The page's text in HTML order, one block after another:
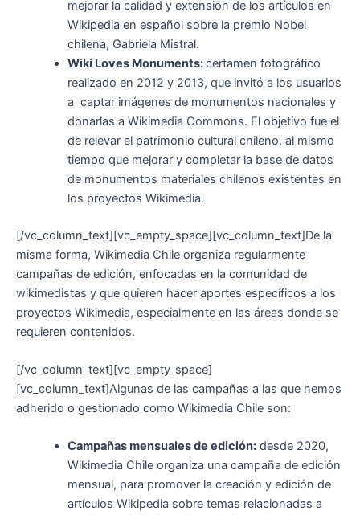
mejorar la calidad y extensión de los artículos en
Wikipedia en español sobre la premio Nobel
chilena, Gabriela Mistral.
Wiki Loves Monuments:certamen fotográfico
realizado en 2012 y 2013, que invitó a los usuarios
a captar imágenes de monumentos nacionales y
donarlas a Wikimedia Commons. El objetivo fue el
de relevar el patrimonio cultural chileno, al mismo
tiempo que mejorar y completar la base de datos
de monumentos materiales chilenos existentes en
los proyectos Wikimedia.
[/vc_column_text][vc_empty_space][vc_column_text]De la
misma forma, Wikimedia Chile organiza regularmente
campañas de edición, enfocadas en la comunidad de
wikimedistas y que quieren hacer aportes específicos a los
proyectos Wikimedia, especialmente en las áreas donde se
requieren contenidos.
[/vc_column_text][vc_empty_space]
[vc_column_text]Algunas de las campañas a las que hemos
adherido o gestionado como Wikimedia Chile son:
Campañas mensuales de edición:desde 2020,
Wikimedia Chile organiza una campaña de edición
mensual, para promover la creación y edición de
artículos Wikipedia sobre temas relacionadas a